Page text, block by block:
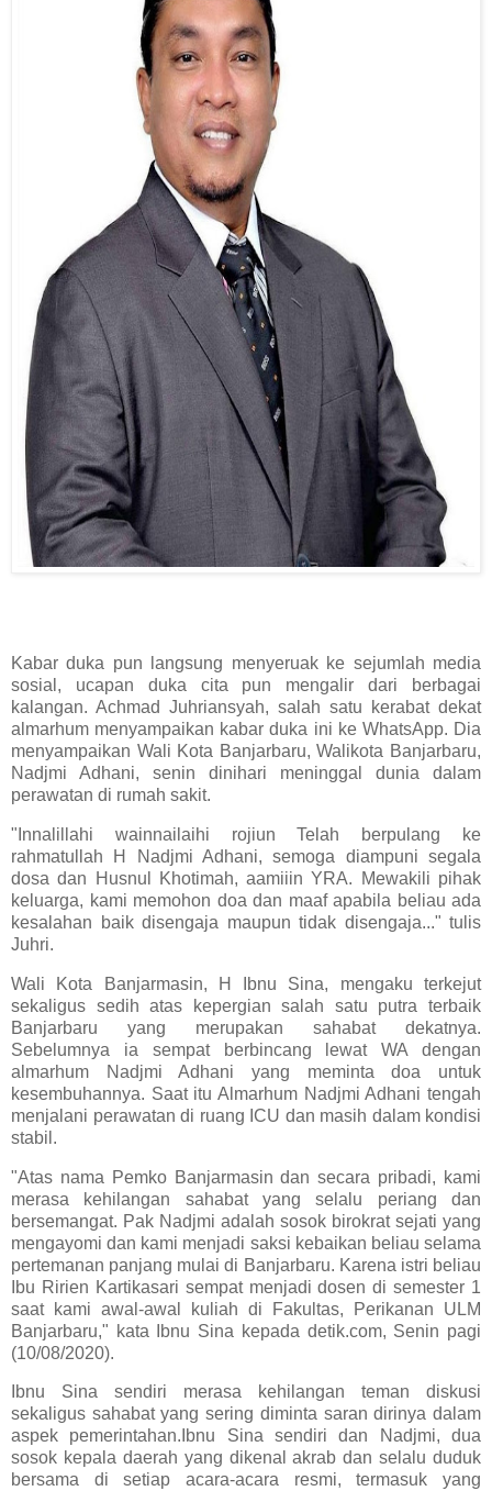
Kabar duka pun langsung menyeruak ke sejumlah media
sosial, ucapan duka cita pun mengalir dari berbagai
kalangan. Achmad Juhriansyah, salah satu kerabat dekat
almarhum menyampaikan kabar duka ini ke WhatsApp. Dia
menyampaikan Wali Kota Banjarbaru, Walikota Banjarbaru,
Nadjmi Adhani, senin dinihari meninggal dunia dalam
perawatan di rumah sakit.
"Innalillahi wainnailaihi rojiun Telah berpulang ke
rahmatullah H Nadjmi Adhani, semoga diampuni segala
dosa dan Husnul Khotimah, aamiiin YRA. Mewakili pihak
keluarga, kami memohon doa dan maaf apabila beliau ada
kesalahan baik disengaja maupun tidak disengaja..." tulis
Juhri.
Wali Kota Banjarmasin, H Ibnu Sina, mengaku terkejut
sekaligus sedih atas kepergian salah satu putra terbaik
Banjarbaru yang merupakan sahabat dekatnya.
Sebelumnya ia sempat berbincang lewat WA dengan
almarhum Nadjmi Adhani yang meminta doa untuk
kesembuhannya. Saat itu Almarhum Nadjmi Adhani tengah
menjalani perawatan di ruang ICU dan masih dalam kondisi
stabil.
"Atas nama Pemko Banjarmasin dan secara pribadi, kami
merasa kehilangan sahabat yang selalu periang dan
bersemangat. Pak Nadjmi adalah sosok birokrat sejati yang
mengayomi dan kami menjadi saksi kebaikan beliau selama
pertemanan panjang mulai di Banjarbaru. Karena istri beliau
Ibu Ririen Kartikasari sempat menjadi dosen di semester 1
saat kami awal-awal kuliah di Fakultas, Perikanan ULM
Banjarbaru," kata Ibnu Sina kepada detik.com, Senin pagi
(10/08/2020).
Ibnu Sina sendiri merasa kehilangan teman diskusi
sekaligus sahabat yang sering diminta saran dirinya dalam
aspek pemerintahan.Ibnu Sina sendiri dan Nadjmi, dua
sosok kepala daerah yang dikenal akrab dan selalu duduk
bersama di setiap acara-acara resmi, termasuk yang